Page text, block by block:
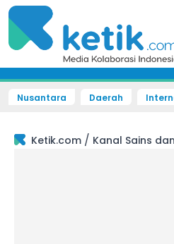
Nusantara Daerah
Ketik.com / Kanal Sains